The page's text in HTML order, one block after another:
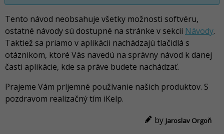
Tento návod neobsahuje všetky možnosti softvéru,
ostatné návody sú dostupné na stránke v sekcii Návody.
Taktiež sa priamo v aplikácii nachádzajú tlačidlá s
otáznikom, ktoré Vás navedú na správny návod k danej
časti aplikácie, kde sa práve budete nachádzať.
Prajeme Vám príjemné používanie našich produktov. S
pozdravom realizačný tím iKelp.
by Jaroslav Orgoň